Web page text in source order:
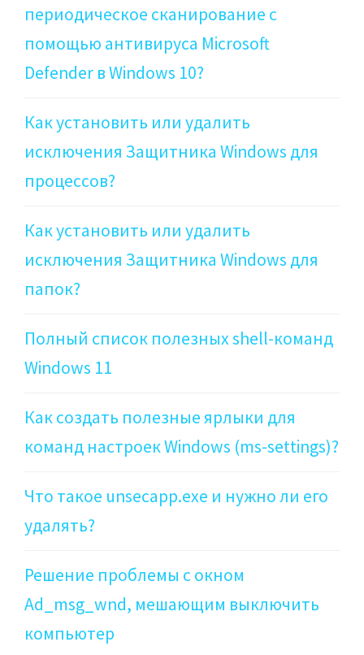
периодическое сканирование с
помощью антивируса Microsoft
Defender в Windows 10?
Как установить или удалить
исключения Защитника Windows для
процессов?
Как установить или удалить
исключения Защитника Windows для
папок?
Полный список полезных shell-команд
Windows 11
Как создать полезные ярлыки для
команд настроек Windows (ms-settings)?
Что такое unsecapp.exe и нужно ли его
удалять?
Решение проблемы с окном
Ad_msg_wnd, мешающим выключить
компьютер